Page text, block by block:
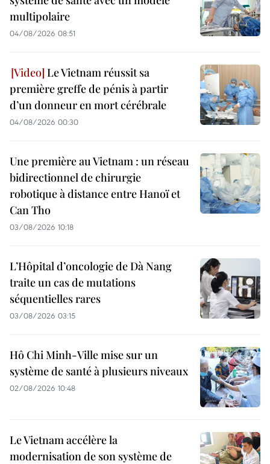
multipolaire
04/08/2026 08:51
Le Vietnam réussit sa
première greffe de pénis à partir
d’un donneur en mort cérébrale
04/08/2026 00:30
Une première au Vietnam : un réseau
bidirectionnel de chirurgie
robotique à distance entre Hanoï et
Can Tho
03/08/2026 10:18
L’Hôpital d’oncologie de Dà Nang
traite un cas de mutations
séquentielles rares
03/08/2026 03:15
Hô Chi Minh-Ville mise sur un
système de santé à plusieurs niveaux
02/08/2026 10:48
Le Vietnam accélère la
modernisation de son système de